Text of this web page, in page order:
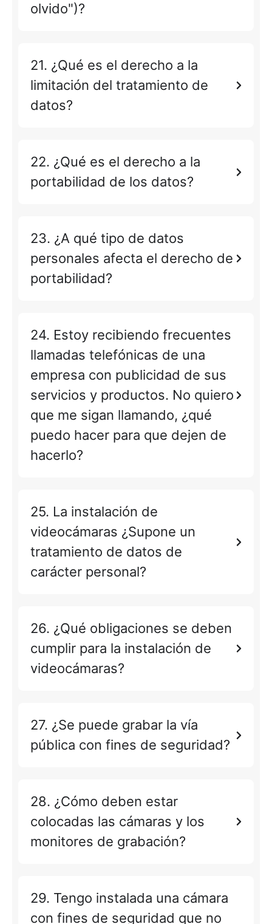
olvido")?
21. ¿Qué es el derecho a la
limitación del tratamiento de
datos?
22. ¿Qué es el derecho a la
portabilidad de los datos?
23. ¿A qué tipo de datos
personales afecta el derecho de
portabilidad?
24. Estoy recibiendo frecuentes
llamadas telefónicas de una
empresa con publicidad de sus
servicios y productos. No quiero
que me sigan llamando, ¿qué
puedo hacer para que dejen de
hacerlo?
25. La instalación de
videocámaras ¿Supone un
tratamiento de datos de
carácter personal?
26. ¿Qué obligaciones se deben
cumplir para la instalación de
videocámaras?
27. ¿Se puede grabar la vía
pública con fines de seguridad?
28. ¿Cómo deben estar
colocadas las cámaras y los
monitores de grabación?
29. Tengo instalada una cámara
con fines de seguridad que no